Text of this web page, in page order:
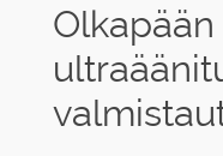
Olkapään